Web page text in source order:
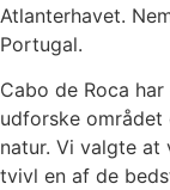
Atlanterhavet.
Portugal.
Cabo de Roca
udforske
natur. Vi valgte at
tvivl en af ​​de